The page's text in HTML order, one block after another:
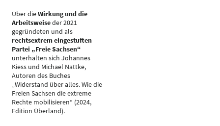
Über dieWirkung und die
Arbeitsweiseder 2021
gegründeten und als
rechtsextrem eingestuften
Partei „Freie Sachsen“
unterhalten sich Johannes
Kiess und Michael Nattke,
Autoren des Buches
„Widerstand über alles. Wie die
Freien Sachsen die extreme
Rechte mobilisieren“ (2024,
Edition Überland).